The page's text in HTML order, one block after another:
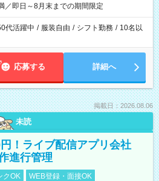
／即日～8月末までの期間限定
代活躍中 / 服装自由 / シフト勤務 / 10名以
応募する 詳細へ
掲載日：2026.08.06
未読
！ライブ配信アプリ会社
進行管理
クOK WEB登録・面接OK